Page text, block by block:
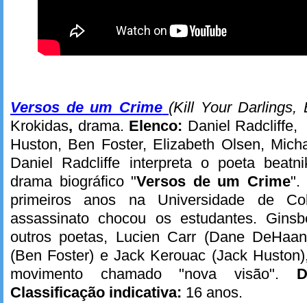
Versos de um Crime (Kill Your Darlings,
Krokidas, drama. Elenco: Daniel
Huston, Ben Foster, Elizabeth Olsen,
Daniel Radcliffe interpreta o poeta
drama biográfico "Versos de um Crime".
primeiros anos na Universidade de
assassinato chocou os estudantes.
outros poetas, Lucien Carr (Dane
(Ben Foster) e Jack Kerouac (Jack
movimento chamado "nova visão".
Classificação indicativa: 16 anos.